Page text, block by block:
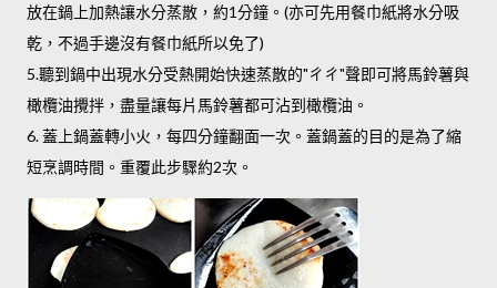
放在鍋上加熱讓水分蒸散，約1分鐘。(亦可先用餐巾紙將水分吸
乾，不過手邊沒有餐巾紙所以免了)
5.聽到鍋中出現水分受熱開始快速蒸散的"ㄔㄔ"聲即可將馬鈴薯與
橄欖油攪拌，盡量讓每片馬鈴薯都可沾到橄欖油。
6. 蓋上鍋蓋轉小火，每四分鐘翻面一次。蓋鍋蓋的目的是為了縮
短烹調時間。重覆此步驟約2次。